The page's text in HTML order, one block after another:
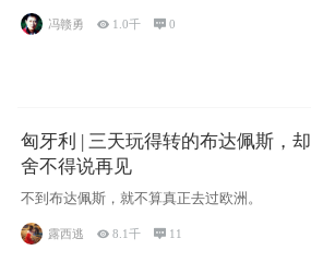
斯的杰作
冯赣勇  1.0千 0
匈牙利 | 三天玩得转的布达佩斯，却
舍不得说再见
不到布达佩斯，就不算真正去过欧洲。
露西逃 8.1千  11